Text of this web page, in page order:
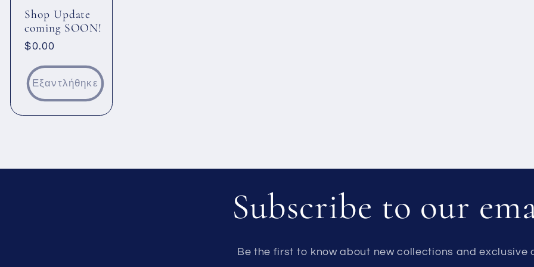
Shop Update
coming SOON!
Κανονική
$0.00
Εξαντλήθηκε
Subscribe to our
Be the first to know about new collections and exclusive